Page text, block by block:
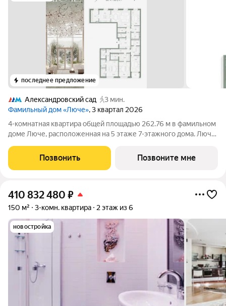
последнее предложение
Александровский сад
3 мин.
Фамильный дом «Люче», 3 квартал 2026
4-комнатная квартира общей площадью 262.76 м в фамильном
доме Люче, расположенная на 5 этаже 7-этажного дома. Люче
охранной зоне Кремля. Уникальный фамильный дом
предлагает 43 квартиры, площадью от
Позвонить Позвоните мне
410 832 480 ₽
150 м² 3-комн. квартира 2 этаж из 6
новостройка